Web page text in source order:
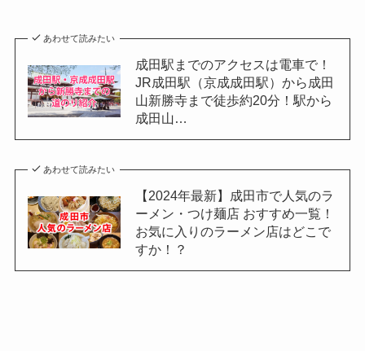
あわせて読みたい
成田駅までのアクセスは電車で！
JR成田駅（京成成田駅）から成田
山新勝寺まで徒歩約20分！駅から
成田山…
あわせて読みたい
【2024年最新】成田市で人気のラ
ーメン・つけ麺店 おすすめ一覧！
お気に入りのラーメン店はどこで
すか！？